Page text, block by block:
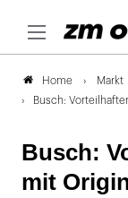
Home Markt
Busch:
Busch:
mit